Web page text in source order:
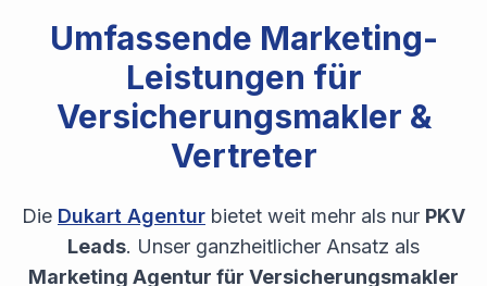
Umfassende Marketing-
Leistungen für
Versicherungsmakler &
Vertreter
Die Dukart Agentur bietet weit mehr als nur PKV
Leads. Unser ganzheitlicher Ansatz als
Marketing Agentur für Versicherungsmakler